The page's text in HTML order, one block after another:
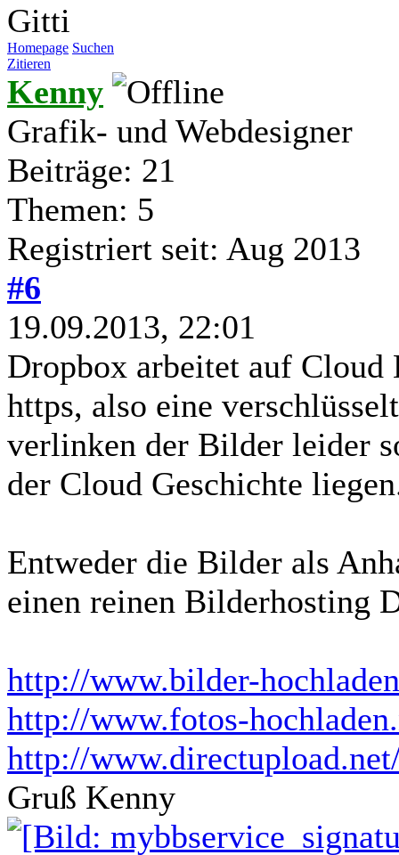
Gitti
Homepage Suchen
Zitieren
Kenny
Grafik- und Webdesigner
Beiträge: 21
Themen: 5
Registriert seit: Aug 2013
#6
19.09.2013, 22:01
Dropbox arbeitet auf Cloud
https, also eine
verlinken der Bilder leider
der Cloud Geschichte
Entweder die Bilder als
einen reinen Bilderhosting
http://www.bilder-
http://www.fotos-
http://
Gruß Kenny